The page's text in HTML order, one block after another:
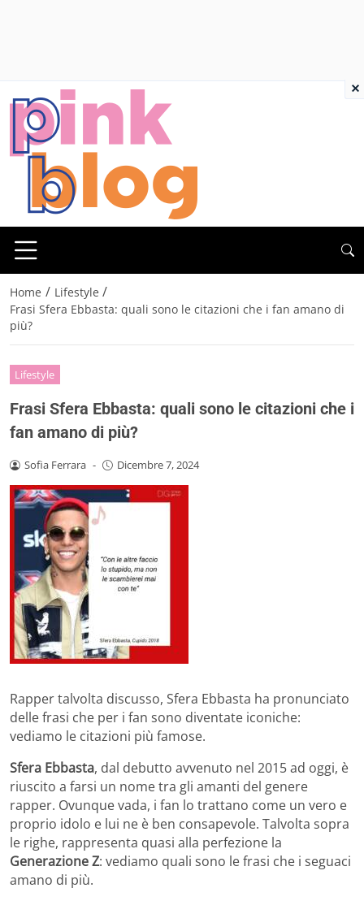
Home / Lifestyle /
Frasi Sfera Ebbasta: quali sono le citazioni che i fan amano di
più?
Lifestyle
Frasi Sfera Ebbasta: quali sono le citazioni che i
fan amano di più?
Sofia Ferrara - Dicembre 7, 2024
Rapper talvolta discusso, Sfera Ebbasta ha pronunciato
delle frasi che per i fan sono diventate iconiche:
vediamo le citazioni più famose.
Sfera Ebbasta, dal debutto avvenuto nel 2015 ad oggi, è
riuscito a farsi un nome tra gli amanti del genere
rapper. Ovunque vada, i fan lo trattano come un vero e
proprio idolo e lui ne è ben consapevole. Talvolta sopra
le righe, rappresenta quasi alla perfezione la
Generazione Z: vediamo quali sono le frasi che i seguaci
amano di più.
×